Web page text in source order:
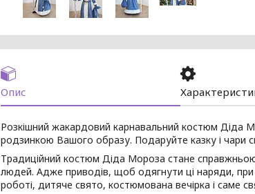
Опис
Розкішний жакардовий карнавальний костюм Діда
родзинкою Вашого образу. Подаруйте казку і чари
Традиційний костюм Діда Мороза стане
людей. Адже приводів, щоб одягнути ці наряди,
роботі, дитяче свято, костюмована вечірка і саме